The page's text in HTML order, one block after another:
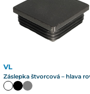
VL
Záslepka štvorcová – hlava